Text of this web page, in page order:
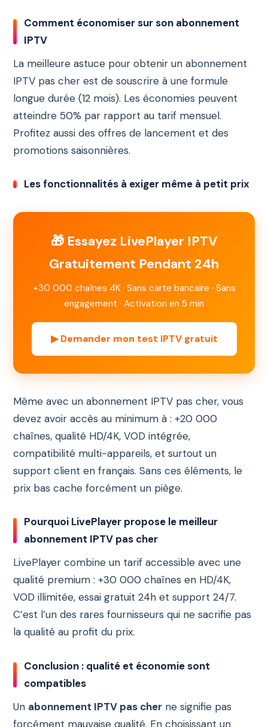
Comment économiser sur son abonnement
IPTV
La meilleure astuce pour obtenir un abonnement
IPTV pas cher est de souscrire à une formule
longue durée (12 mois). Les économies peuvent
atteindre 50% par rapport au tarif mensuel.
Profitez aussi des offres de lancement et des
promotions saisonnières.
Les fonctionnalités à exiger même à petit prix
🎁 Essayez LivePlayer IPTV
Gratuitement Pendant 24h
+30 000 chaînes 4K · Sans carte bancaire · Sans
engagement · Activation en 5 min
▶ Demander mon test IPTV gratuit
Même avec un abonnement IPTV pas cher, vous
devez avoir accès au minimum à : +20 000
chaînes, qualité HD/4K, VOD intégrée,
compatibilité multi-appareils, et surtout un
support client en français. Sans ces éléments, le
prix bas cache forcément un piège.
Pourquoi LivePlayer propose le meilleur
abonnement IPTV pas cher
LivePlayer combine un tarif accessible avec une
qualité premium : +30 000 chaînes en HD/4K,
VOD illimitée, essai gratuit 24h et support 24/7.
C’est l’un des rares fournisseurs qui ne sacrifie pas
la qualité au profit du prix.
Conclusion : qualité et économie sont
compatibles
Un abonnement IPTV pas cher ne signifie pas
forcément mauvaise qualité. En choisissant un